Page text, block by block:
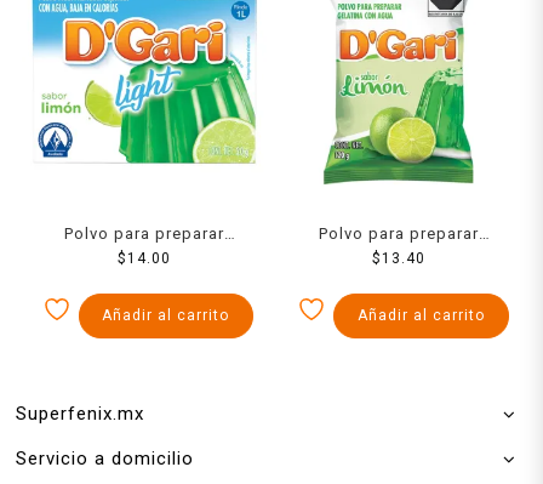
Polvo para preparar
gelatina D´Gari de agua
$14.00
Añadir al carrito
Polvo para preparar
gelatina D´Gari de agua
$13.40
Añadir al carrito
Superfenix.mx
Servicio a domicilio